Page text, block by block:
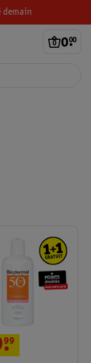
demain
0.
00
.
99